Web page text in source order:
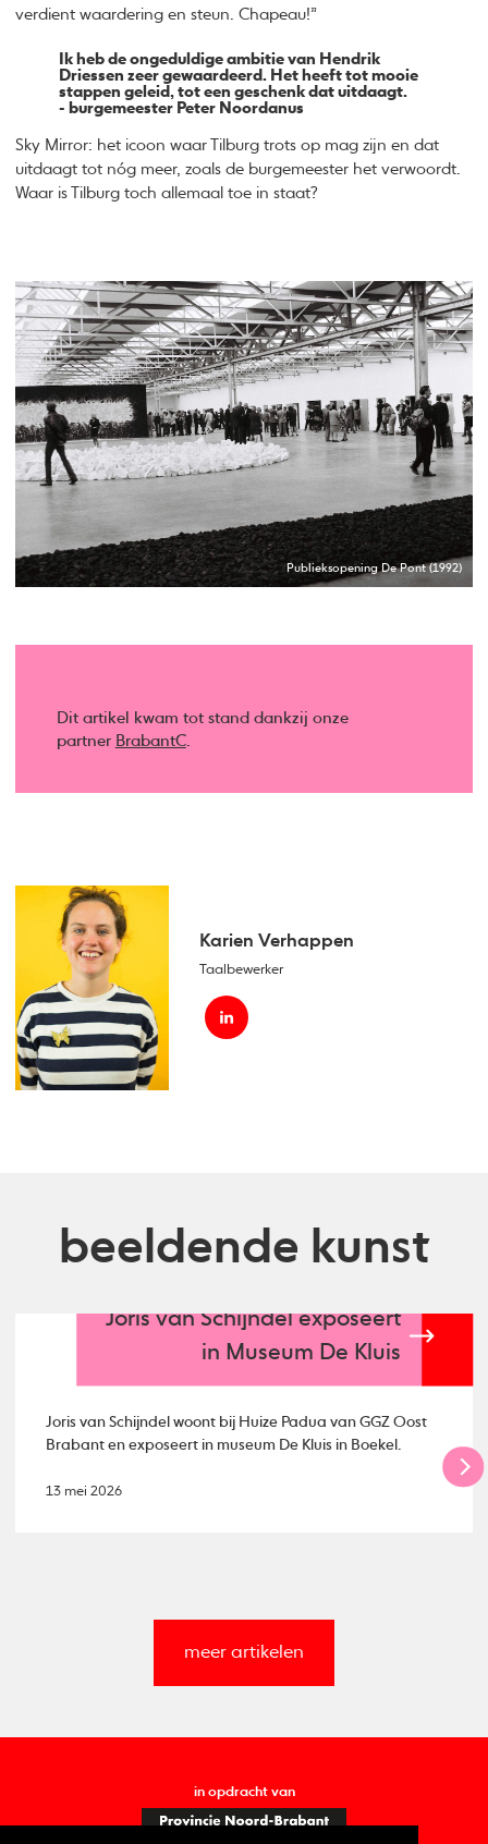
verdient waardering en steun. Chapeau!”
Ik heb de ongeduldige ambitie van Hendrik
Driessen zeer gewaardeerd. Het heeft tot mooie
stappen geleid, tot een geschenk dat uitdaagt.
- burgemeester Peter Noordanus
Sky Mirror: het icoon waar Tilburg trots op mag zijn en dat
uitdaagt tot nóg meer, zoals de burgemeester het verwoordt.
Waar is Tilburg toch allemaal toe in staat?
Publieksopening De Pont (1992)
Dit artikel kwam tot stand dankzij onze
partner BrabantC.
Karien Verhappen
Taalbewerker
beeldende kunst
Joris van Schijndel exposeert
in Museum De Kluis
Joris van Schijndel woont bij Huize Padua van GGZ Oost
Brabant en exposeert in museum De Kluis in Boekel.
13 mei 2026
meer artikelen
in opdracht van